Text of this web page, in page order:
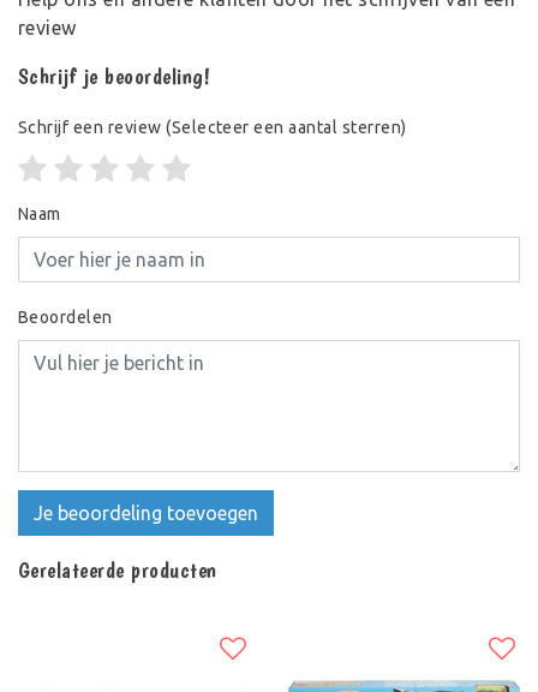
review
Schrijf je beoordeling!
Schrijf een review (Selecteer een aantal sterren)
Naam
Beoordelen
Je beoordeling toevoegen
Gerelateerde producten